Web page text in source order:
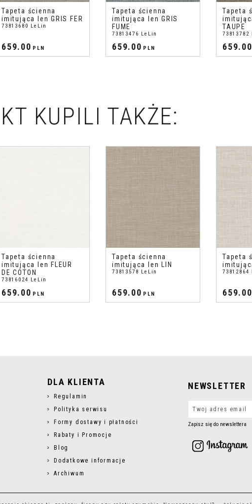
Tapeta ścienna
imitująca len GRIS FER
73813680 LeLin
659.00 PLN
Tapeta ścienna
imitująca len GRIS
FUME
73813476 LeLin
659.00 PLN
Tapeta
TAUPE
73813782
659.00
KUPILI TAKŻE:
Tapeta ścienna
imitująca len FLEUR
DE COTON
73816024 LeLin
659.00 PLN
Tapeta ścienna
imitująca len LIN
73813578 LeLin
659.00 PLN
Tapeta
73812864
659.00
DLA KLIENTA
Regulamin
Polityka serwisu
Formy dostawy i płatności
Rabaty i Promocje
Blog
Dodatkowe informacje
Archiwum
NEWSLETTER
Zapisz się do newslettera